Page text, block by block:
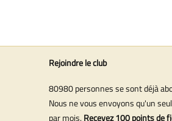
Rejoindre le club
80980 personnes se sont déjà
Nous ne vous envoyons qu'un
par mois. Recevez 100 points de